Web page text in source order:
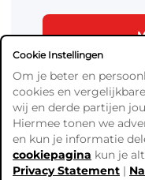
Algemene Voorwaarden
Verzend- en
Cookie Instellingen
Om je beter en
cookies en
wij en derde partijen
Hiermee tonen we
en kun je informatie
cookiepagina kun je
Privacy Statement |